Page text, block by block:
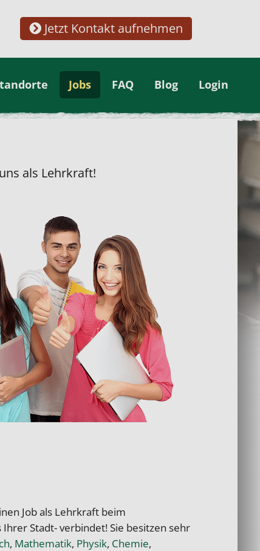
Jetzt Kontakt aufnehmen
Jobs FAQ Blog Login
als Lehrkraft!
Job als Lehrkraft beim
Stadt- verbindet! Sie besitzen sehr
, Mathematik, Physik, Chemie,